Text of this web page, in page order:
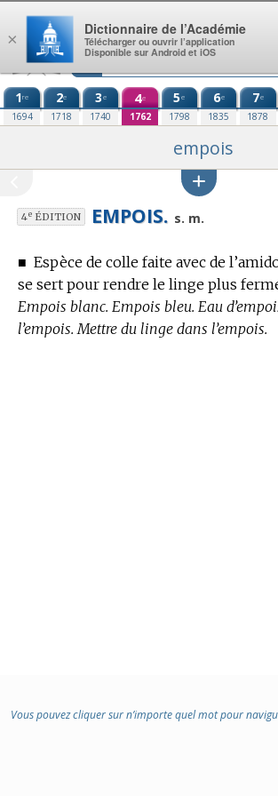
Aller au contenu
1re
1694
2e
1718
3e
1740
4e
1762
5e
1798
6e
1835
7e
1878
empois
4eÉDITION EMPOIS. s. m.
■ Espèce de colle faite avec de
se sert pour rendre le linge plus
Empois blanc. Empois bleu. Eau
l’empois. Mettre du linge dans l’empois.
Vous pouvez cliquer sur n’importe quel mot pour
×
Dictionnaire de l’Académie
Télécharger ou ouvrir l’application
Disponible sur Android et iOS